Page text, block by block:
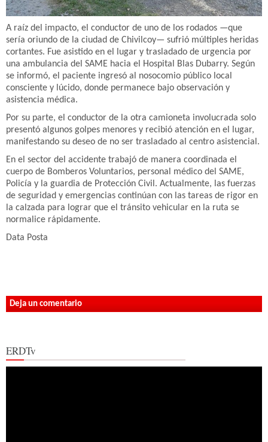
A raíz del impacto, el conductor de uno de los rodados —que
sería oriundo de la ciudad de Chivilcoy— sufrió múltiples heridas
cortantes. Fue asistido en el lugar y trasladado de urgencia por
una ambulancia del SAME hacia el Hospital Blas Dubarry. Según
se informó, el paciente ingresó al nosocomio público local
consciente y lúcido, donde permanece bajo observación y
asistencia médica.
Por su parte, el conductor de la otra camioneta involucrada solo
presentó algunos golpes menores y recibió atención en el lugar,
manifestando su deseo de no ser trasladado al centro asistencial.
En el sector del accidente trabajó de manera coordinada el
cuerpo de Bomberos Voluntarios, personal médico del SAME,
Policía y la guardia de Protección Civil. Actualmente, las fuerzas
de seguridad y emergencias continúan con las tareas de rigor en
la calzada para lograr que el tránsito vehicular en la ruta se
normalice rápidamente.
Data Posta
Deja un comentario
ERDTv